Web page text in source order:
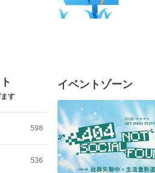
す
598
536
イベントゾーン